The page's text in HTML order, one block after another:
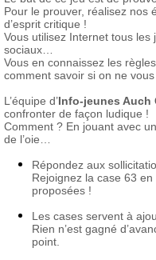
Pour le prouver, réalisez nos
d’esprit critique !
Vous utilisez Internet tous
sociaux…
Vous en connaissez les
comment savoir si on ne
L’équipe d’Info-jeunes Auch
confronter de façon ludique !
Comment ? En jouant avec
de l’oie…
Répondez aux
Rejoignez la case 63
proposées !
Les cases servent à
Rien n’est gagné
point.